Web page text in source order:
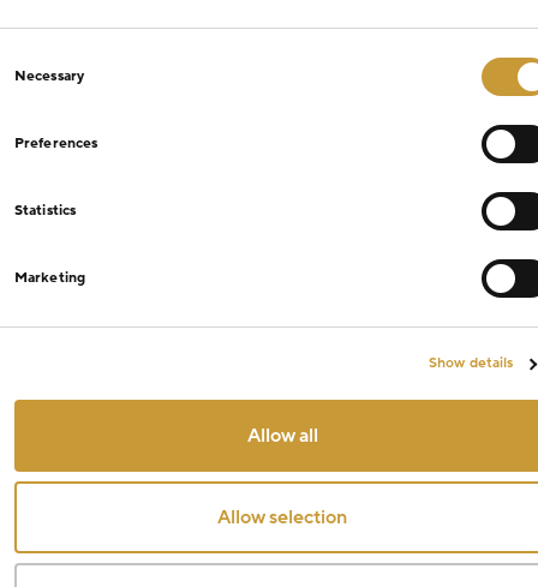
Selection
Necessary
Preferences
Statistics
Marketing
Show details
Allow all
Allow selection